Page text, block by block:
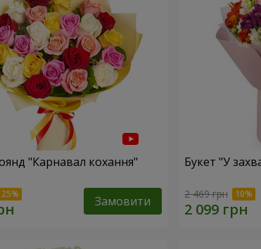
"Карнавал кохання"
Замовити
Букет "У
2 469 грн